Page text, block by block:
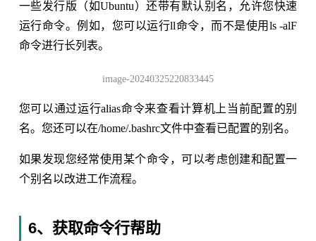
一些发行版（如Ubuntu）还带有默认别名，允许您快速
运行命令。例如，您可以运行ll命令，而不是使用ls -alF
命令进行长列表。
image-20240325220833445
您可以通过运行alias命令来查看计算机上当前配置的别
名。您还可以在/home/.bashrc文件中查看已配置的别名。
如果发现您经常使用某个命令，可以考虑创建和配置一
个别名以改进工作流程。
6、获取命令行帮助